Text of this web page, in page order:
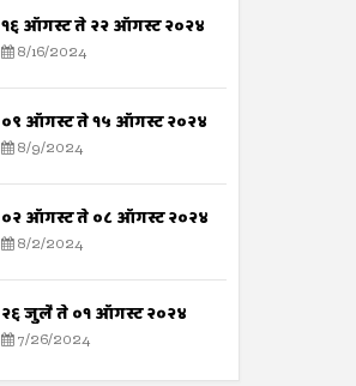
१६ ऑगस्ट ते २२ ऑगस्ट २०२४
8/16/2024
०९ ऑगस्ट ते १५ ऑगस्ट २०२४
8/9/2024
०२ ऑगस्ट ते ०८ ऑगस्ट २०२४
8/2/2024
२६ जुलै ते ०१ ऑगस्ट २०२४
7/26/2024